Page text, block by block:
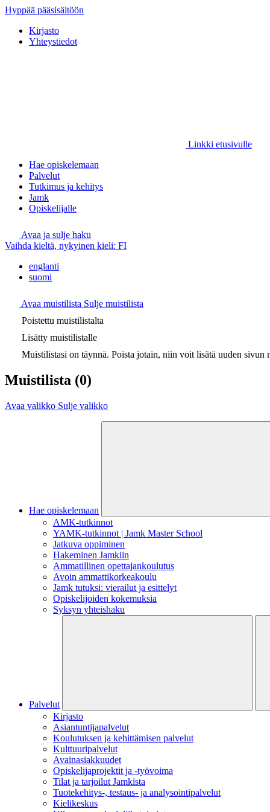
Hyppää pääsisältöön
Kirjasto
Yhteystiedot
Linkki etusivulle
Hae opiskelemaan
Palvelut
Tutkimus ja kehitys
Jamk
Opiskelijalle
Avaa ja sulje haku
Vaihda kieltä, nykyinen kieli: FI
englanti
suomi
Avaa muistilista Sulje muistilista
Poistettu muistilistalta
Lisätty muistilistalle
Muistilistasi on täynnä. Poista jotain, niin voit lisätä uuden sivun
Muistilista (0)
Avaa valikko Sulje valikko
Hae opiskelemaan
AMK-tutkinnot
YAMK-tutkinnot | Jamk Master School
Jatkuva oppiminen
Hakeminen Jamkiin
Ammatillinen opettajankoulutus
Avoin ammattikorkeakoulu
Jamk tutuksi: vierailut ja esittelyt
Opiskelijoiden kokemuksia
Syksyn yhteishaku
Palvelut
Kirjasto
Asiantuntijapalvelut
Koulutuksen ja kehittämisen palvelut
Kulttuuripalvelut
Avainasiakkuudet
Opiskelijaprojektit​ ja -työvoima
Tilat ja tarjoilut Jamkista
Tuotekehitys-, testaus- ja analysointipalvelut
Kielikeskus